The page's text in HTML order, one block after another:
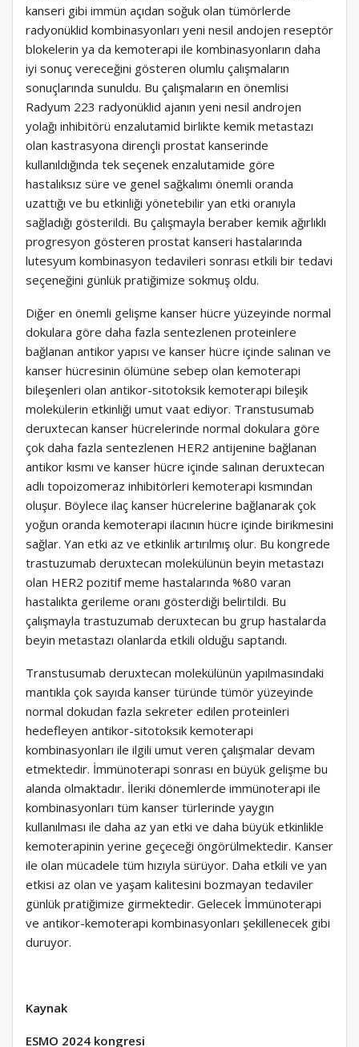
kanseri gibi immün açıdan soğuk olan tümörlerde
radyonüklid kombinasyonları yeni nesil andojen reseptör
blokelerin ya da kemoterapi ile kombinasyonların daha
iyi sonuç vereceğini gösteren olumlu çalışmaların
sonuçlarında sunuldu. Bu çalışmaların en önemlisi
Radyum 223 radyonüklid ajanın yeni nesil androjen
yolağı inhibitörü enzalutamid birlikte kemik metastazı
olan kastrasyona dirençli prostat kanserinde
kullanıldığında tek seçenek enzalutamide göre
hastalıksız süre ve genel sağkalımı önemli oranda
uzattığı ve bu etkinliği yönetebilir yan etki oranıyla
sağladığı gösterildi. Bu çalışmayla beraber kemik ağırlıklı
progresyon gösteren prostat kanseri hastalarında
lutesyum kombinasyon tedavileri sonrası etkili bir tedavi
seçeneğini günlük pratiğimize sokmuş oldu.
Diğer en önemli gelişme kanser hücre yüzeyinde normal
dokulara göre daha fazla sentezlenen proteinlere
bağlanan antikor yapısı ve kanser hücre içinde salınan ve
kanser hücresinin ölümüne sebep olan kemoterapi
bileşenleri olan antikor-sitotoksik kemoterapi bileşik
molekülerin etkinliği umut vaat ediyor. Transtusumab
deruxtecan kanser hücrelerinde normal dokulara göre
çok daha fazla sentezlenen HER2 antijenine bağlanan
antikor kısmı ve kanser hücre içinde salınan deruxtecan
adlı topoizomeraz inhibitörleri kemoterapi kısmından
oluşur. Böylece ilaç kanser hücrelerine bağlanarak çok
yoğun oranda kemoterapi ilacının hücre içinde birikmesini
sağlar. Yan etki az ve etkinlik artırılmış olur. Bu kongrede
trastuzumab deruxtecan molekülünün beyin metastazı
olan HER2 pozitif meme hastalarında %80 varan
hastalıkta gerileme oranı gösterdiği belirtildi. Bu
çalışmayla trastuzumab deruxtecan bu grup hastalarda
beyin metastazı olanlarda etkili olduğu saptandı.
Transtusumab deruxtecan molekülünün yapılmasındaki
mantıkla çok sayıda kanser türünde tümör yüzeyinde
normal dokudan fazla sekreter edilen proteinleri
hedefleyen antikor-sitotoksik kemoterapi
kombinasyonları ile ilgili umut veren çalışmalar devam
etmektedir. İmmünoterapi sonrası en büyük gelişme bu
alanda olmaktadır. İleriki dönemlerde immünoterapi ile
kombinasyonları tüm kanser türlerinde yaygın
kullanılması ile daha az yan etki ve daha büyük etkinlikle
kemoterapinin yerine geçeceği öngörülmektedir. Kanser
ile olan mücadele tüm hızıyla sürüyor. Daha etkili ve yan
etkisi az olan ve yaşam kalitesini bozmayan tedaviler
günlük pratiğimize girmektedir. Gelecek İmmünoterapi
ve antikor-kemoterapi kombinasyonları şekillenecek gibi
duruyor.
Kaynak
ESMO 2024 kongresi